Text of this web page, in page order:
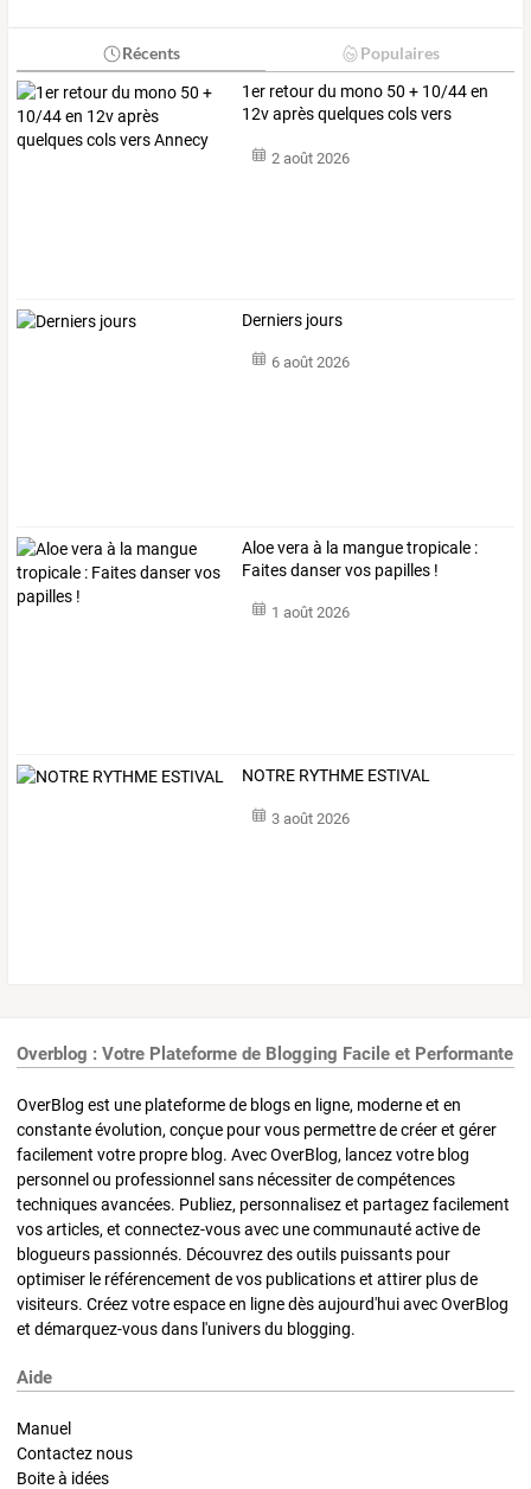
Récents Populaires
1er retour du mono 50 + 10/44 en
12v après quelques cols vers
2 août 2026
Derniers jours
6 août 2026
Aloe vera à la mangue tropicale :
Faites danser vos papilles !
1 août 2026
NOTRE RYTHME ESTIVAL
3 août 2026
Overblog : Votre Plateforme de Blogging Facile et Performante
OverBlog est une plateforme de blogs en ligne, moderne et en
constante évolution, conçue pour vous permettre de créer et gérer
facilement votre propre blog. Avec OverBlog, lancez votre blog
personnel ou professionnel sans nécessiter de compétences
techniques avancées. Publiez, personnalisez et partagez facilement
vos articles, et connectez-vous avec une communauté active de
blogueurs passionnés. Découvrez des outils puissants pour
optimiser le référencement de vos publications et attirer plus de
visiteurs. Créez votre espace en ligne dès aujourd'hui avec OverBlog
et démarquez-vous dans l'univers du blogging.
Aide
Manuel
Contactez nous
Boite à idées